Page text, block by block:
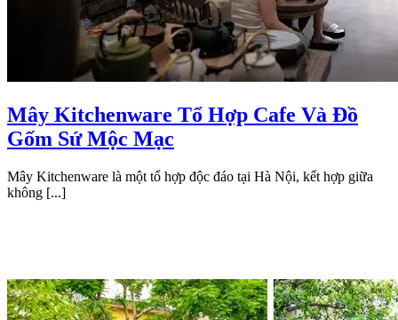
Mây Kitchenware Tổ Hợp Cafe Và Đồ
Gốm Sứ Mộc Mạc
Mây Kitchenware là một tổ hợp độc đáo tại Hà Nội, kết hợp giữa
không [...]